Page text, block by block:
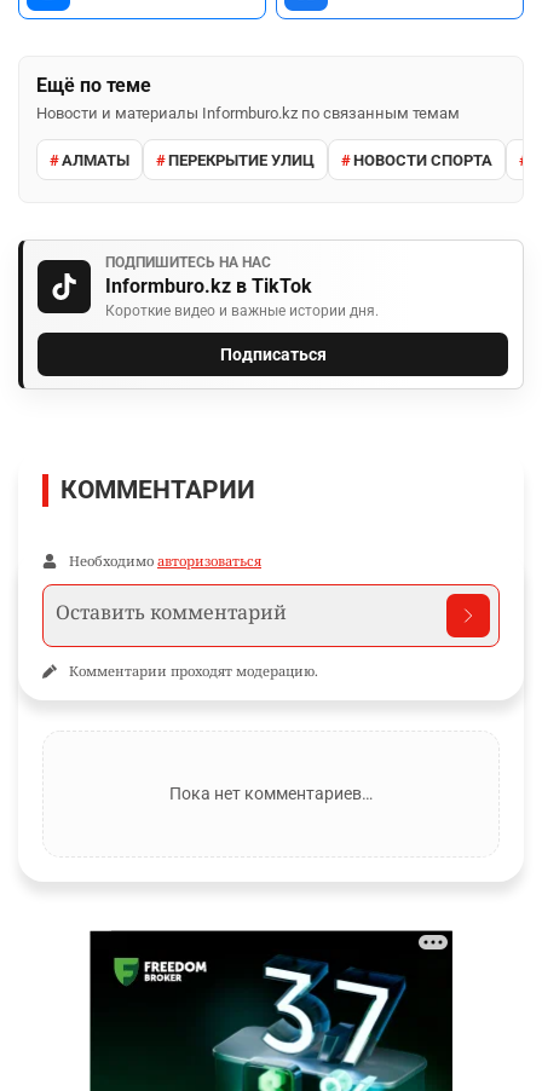
Ещё по теме
Новости и материалы Informburo.kz по связанным темам
АЛМАТЫ ПЕРЕКРЫТИЕ УЛИЦ НОВОСТИ СПОРТА
ПОДПИШИТЕСЬ НА НАС
Informburo.kz в TikTok
Короткие видео и важные истории дня.
Подписаться
КОММЕНТАРИИ
Необходимо авторизоваться
Комментарии проходят модерацию.
Пока нет комментариев…